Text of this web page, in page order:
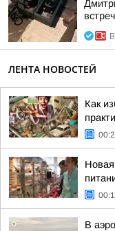
ЛЕНТА НОВОСТЕЙ
Как
Новая
В